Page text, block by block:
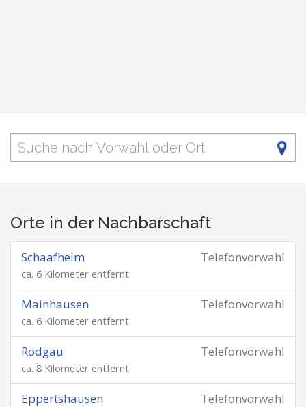
Orte in der Nachbarschaft
Telefonvorwahl
Schaafheim
ca. 6 Kilometer entfernt
Telefonvorwahl
Mainhausen
ca. 6 Kilometer entfernt
Telefonvorwahl
Rodgau
ca. 8 Kilometer entfernt
Telefonvorwahl
Eppertshausen